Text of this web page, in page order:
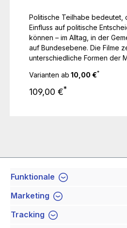
Politische Teilhabe bedeutet,
Einfluss auf politische
können – im Alltag, in der
auf Bundesebene. Die Filme
unterschiedliche Formen der
machen deutlich, wie
schon im Jugendalter möglich
Varianten ab 10,00 €*
Regulärer Preis:
109,00 €*
Service-Hotline
Shop Service
Funktionale
Marketing
Tracking